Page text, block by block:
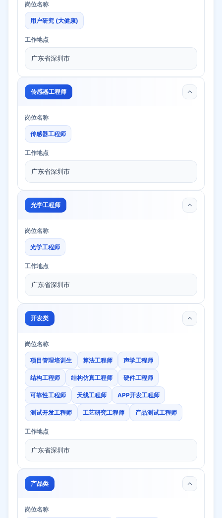
岗位名称
用户研究 (大健康)
工作地点
广东省深圳市
传感器工程师
岗位名称
传感器工程师
工作地点
广东省深圳市
光学工程师
岗位名称
光学工程师
工作地点
广东省深圳市
开发类
岗位名称
项目管理培训生 算法工程师 声学工程师
结构工程师 结构仿真工程师 硬件工程师
可靠性工程师 天线工程师 APP开发工程师
测试开发工程师 工艺研究工程师 产品测试工程师
工作地点
广东省深圳市
产品类
岗位名称